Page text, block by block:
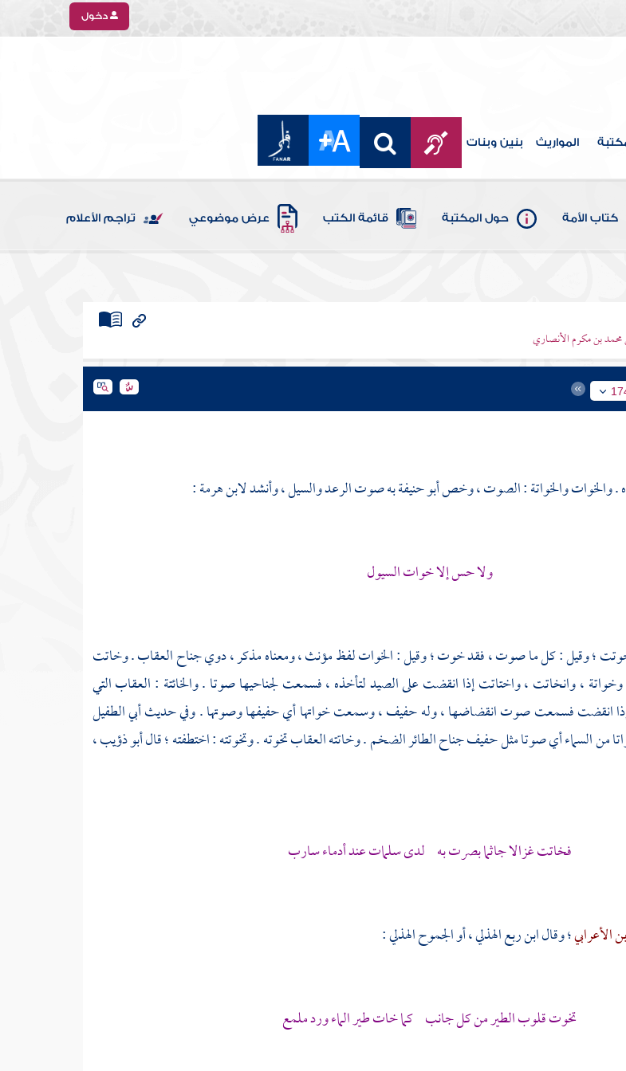
دخول
المواريث بنين وبنات
كتاب الأمة حول المكتبة قائمة الكتب عرض موضوعي تراجم الأعلام
محمد بن مكرم الأنصاري
. والخوات والخواتة : الصوت ، وخصأبو حنيفةبه صوت الرعد والسيل ، وأنشدلابن هرمة:
ولا حس إلا خوات السيول
؛ وقيل : كل ما صوت ، فقد خوت ؛ وقيل : الخوات لفظ مؤنث ، ومعناه مذكر ، دوي جناح العقاب . وخاتت
، وانخاتت ، واختاتت إذا انقضت على الصيد لتأخذه ، فسمعت لجناحيها صوتا . والخائتة : العقاب التي
انقضت فسمعت صوت انقضاضها ، وله حفيف ، وسمعت خواتها أي حفيفها وصوتها . وفي حديثأبي الطفيل
من السماء أي صوتا مثل حفيف جناح الطائر الضخم . وخاتته العقاب تخوته . وتخوتته : اختطفته ؛ قالأبو ذؤيب،
فخاتت غزالا جاثما بصرت به لدى سلمات عند أدماء سارب
الأعرابي؛ وقالابن ربع الهذلي، أوالجموح الهذلي:
تخوت قلوب الطير من كل جانب كما خات طير الماء ورد ملمع